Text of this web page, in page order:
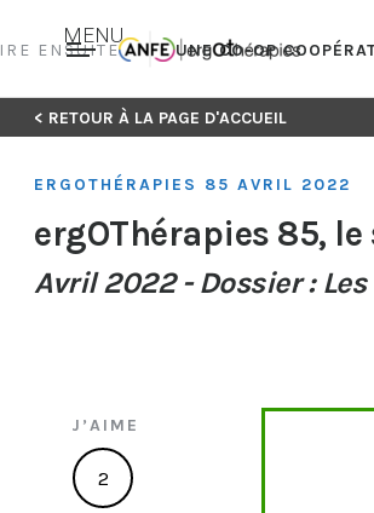
Skip
content
ENSUITE UNE CO-OP
MENU
< RETOUR À LA PAGE D'ACCUEIL
ERGOTHÉRAPIES 85 AVRIL 2022
ergOThérapies 85,
Avril 2022 - Dossier :
J’AIME
2